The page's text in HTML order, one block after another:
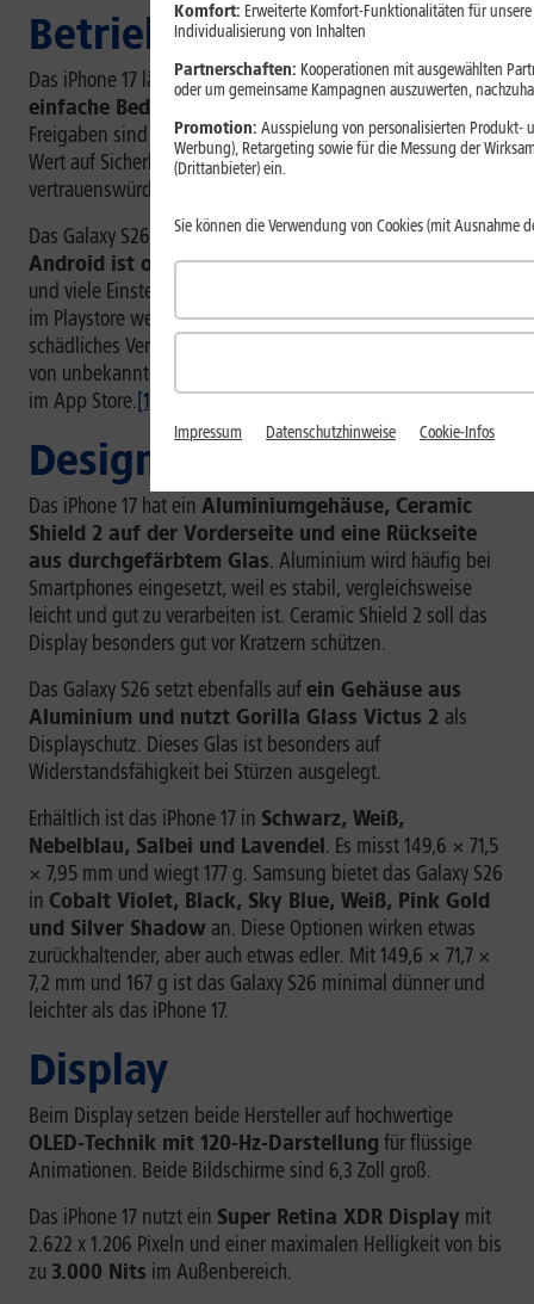
Betriebssysteme
Das iPhone 17 läuft mit iOS. Der größte Vorteil ist die
einfache Bedienung
. Menüs, Updates und App-
Freigaben sind klar geregelt. Apple legt außerdem großen
Wert auf Sicherheit. Für viele User ist iOS deshalb besonders
vertrauenswürdig und leicht zu nutzen.
Das Galaxy S26 nutzt Android mit Samsungs One UI.
Android ist offener. Du kannst Startbildschirm, Apps
und viele Einstellungen stärker individualisieren. Die Apps
im Playstore werden von Google Play Protect auf
schädliches Verhalten geprüft. Dennoch gilt beim Download
von unbekannten Anbietern hier etwas mehr Vorsicht als
im App Store.[1]
Design
Das iPhone 17 hat ein Aluminiumgehäuse, Ceramic
Shield 2 auf der Vorderseite und eine Rückseite
aus durchgefärbtem Glas. Aluminium wird häufig bei
Smartphones eingesetzt, weil es stabil, vergleichsweise
leicht und gut zu verarbeiten ist. Ceramic Shield 2 soll das
Display besonders gut vor Kratzern schützen.
Das Galaxy S26 setzt ebenfalls aufein Gehäuse aus
Aluminium und nutzt Gorilla Glass Victus 2 als
Displayschutz. Dieses Glas ist besonders auf
Widerstandsfähigkeit bei Stürzen ausgelegt.
Erhältlich ist das iPhone 17 in Schwarz, Weiß,
Nebelblau, Salbei und Lavendel. Es misst 149,6 × 71,5
× 7,95 mm und wiegt 177 g. Samsung bietet das Galaxy S26
in Cobalt Violet, Black, Sky Blue, Weiß, Pink Gold
und Silver Shadow an. Diese Optionen wirken etwas
zurückhaltender, aber auch etwas edler. Mit 149,6 × 71,7 ×
7,2 mm und 167 g ist das Galaxy S26 minimal dünner und
leichter als das iPhone 17.
Display
Beim Display setzen beide Hersteller auf hochwertige
OLED-Technik mit 120-Hz-Darstellung für flüssige
Animationen. Beide Bildschirme sind 6,3 Zoll groß.
Das iPhone 17 nutzt ein Super Retina XDR Display mit
2.622 x 1.206 Pixeln und einer maximalen Helligkeit von bis
zu 3.000 Nits im Außenbereich.
Komfort: Erweiterte Komfort-Funktionalitäten für
Individualisierung von Inhalten
Partnerschaften: Kooperationen mit ausgewählten
oder um gemeinsame Kampagnen auszuwerten,
Promotion: Ausspielung von personalisierten Produkt-
Werbung), Retargeting sowie für die Messung der
(Drittanbieter) ein.
Sie können die Verwendung von Cookies (mit Ausnahme
Impressum Datenschutzhinweise Cookie-Infos